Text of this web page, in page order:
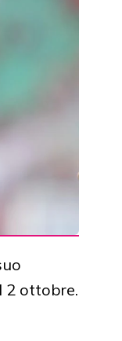
2 ottobre.